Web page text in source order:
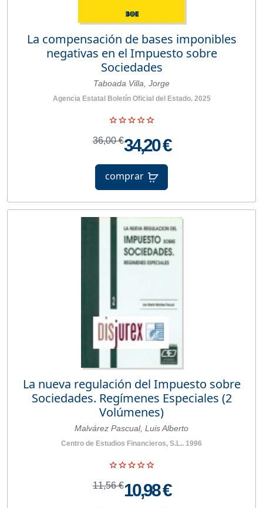
La compensación de bases imponibles
negativas en el Impuesto sobre
Sociedades
Taboada Villa, Jorge
Agencia Estatal Boletín Oficial del Estado. 2025
36,00 €34,20 €
comprar
La nueva regulación del Impuesto sobre
Sociedades. Regímenes Especiales (2
Volúmenes)
Malvárez Pascual, Luis Alberto
Centro de Estudios Financieros, S.L.. 1996
11,56 €10,98 €